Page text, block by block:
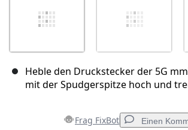
Heble den Druckstecker der 5G
mit der Spudgerspitze hoch und
Frag FixBot Einen